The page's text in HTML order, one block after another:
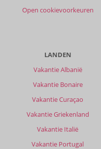
Open cookievoorkeuren
LANDEN
Vakantie Albanië
Vakantie Bonaire
Vakantie Curaçao
Vakantie Griekenland
Vakantie Italië
Vakantie Portugal